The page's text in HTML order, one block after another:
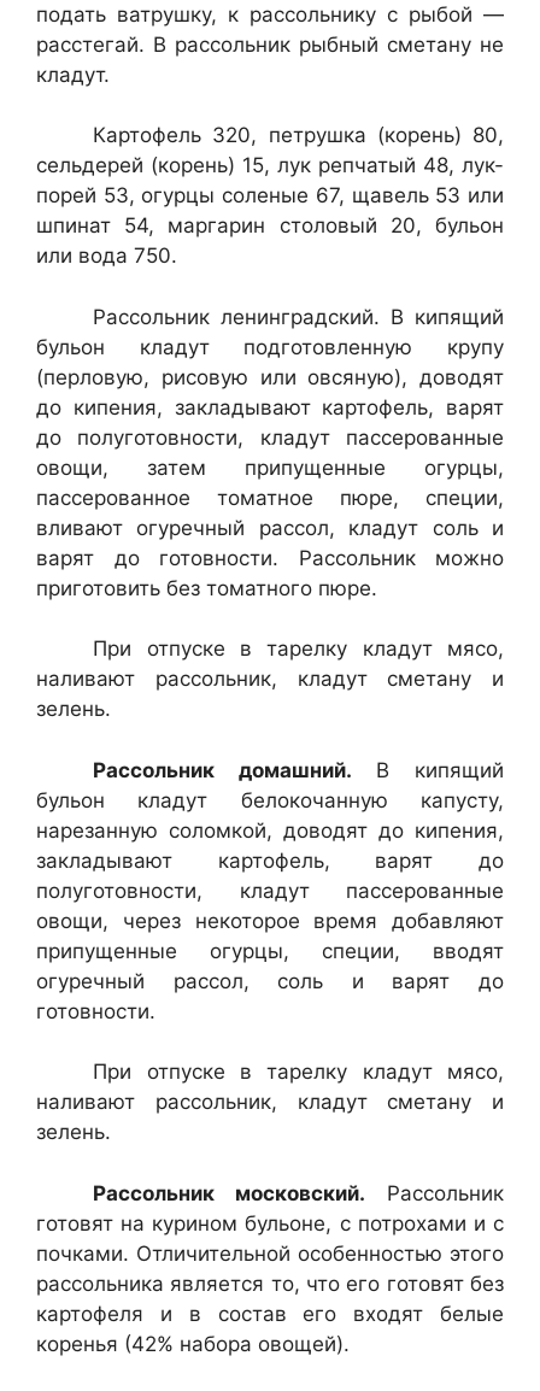
подать ват­рушку, к рассольнику с рыбой —
расстегай. В рассольник рыбный сме­тану не
кладут.
Картофель 320, петрушка (корень) 80,
сельдерей (корень) 15, лук реп­чатый 48, лук-
порей 53, огурцы соленые 67, щавель 53 или
шпинат 54, маргарин столовый 20, бульон
или вода 750.
Рассольник ленинградский. В кипящий
бульон кладут подготовлен­ную крупу
(перловую, рисовую или овсяную), доводят
до кипения, зак­ладывают картофель, варят
до полуготовности, кладут пассерованные
овощи, затем припущенные огурцы,
пассерованное томатное пюре, спе­ции,
вливают огуречный рассол, кладут соль и
варят до готовности. Рас­сольник можно
приготовить без томатного пюре.
При отпуске в тарелку кладут мясо,
наливают рассольник, кладут сме­тану и
зелень.
Рассольник домашний. В кипящий
бульон кладут белокочанную ка­пусту,
нарезанную соломкой, доводят до кипения,
закладывают карто­фель, варят до
полуготовности, кладут пассерованные
овощи, через не­которое время добавляют
припущенные огурцы, специи, вводят
огуреч­ный рассол, соль и варят до
готовности.
При отпуске в тарелку кладут мясо,
наливают рассольник, кладут сме­тану и
зелень.
Рассольник московский. Рассольник
готовят на курином бульоне, с потрохами и с
почками. Отличительной особенностью этого
рассольни­ка является то, что его готовят без
картофеля и в состав его входят белые
коренья (42% набора овощей).